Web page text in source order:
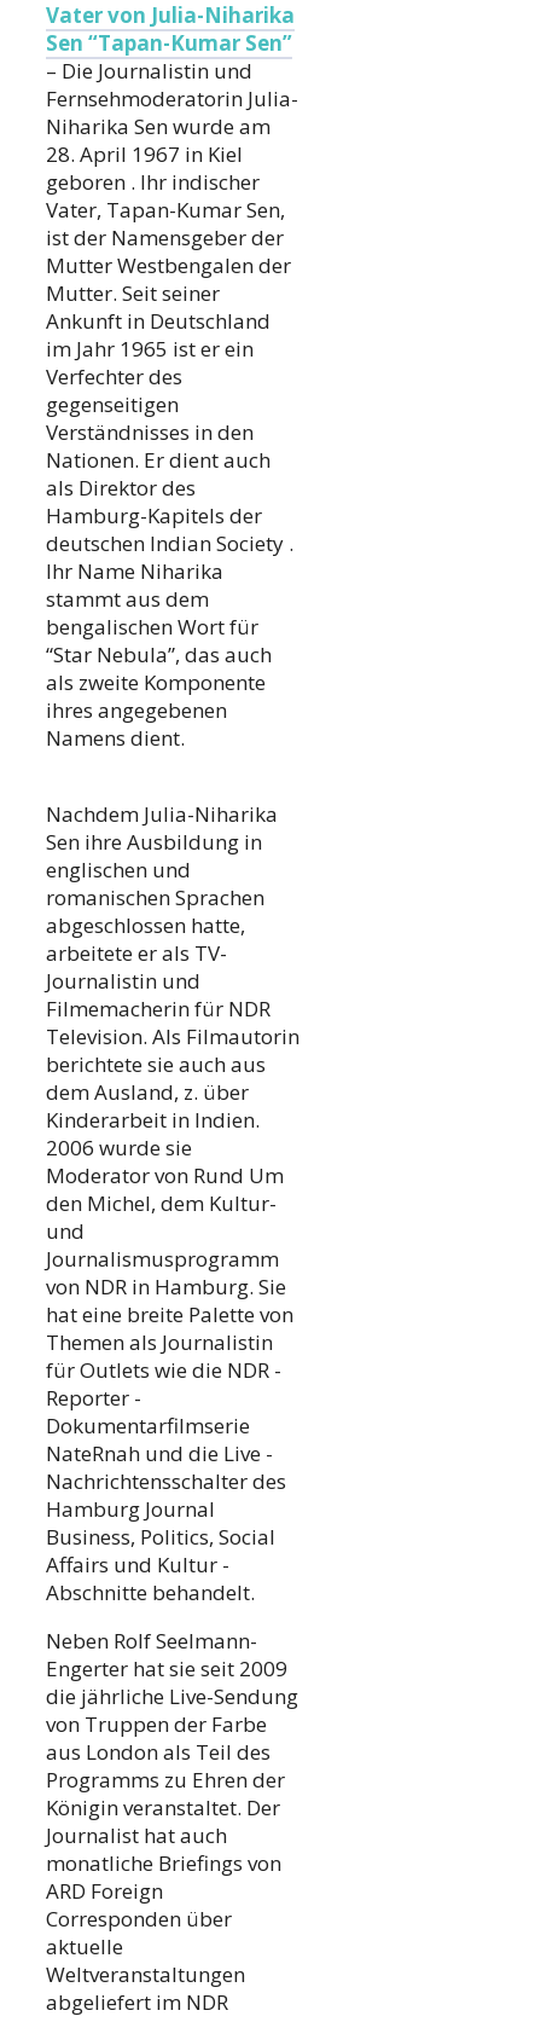
Vater von Julia-Niharika
Sen “Tapan-Kumar Sen”
– Die Journalistin und
Fernsehmoderatorin Julia-
Niharika Sen wurde am
28. April 1967 in Kiel
geboren . Ihr indischer
Vater, Tapan-Kumar Sen,
ist der Namensgeber der
Mutter Westbengalen der
Mutter. Seit seiner
Ankunft in Deutschland
im Jahr 1965 ist er ein
Verfechter des
gegenseitigen
Verständnisses in den
Nationen. Er dient auch
als Direktor des
Hamburg-Kapitels der
deutschen Indian Society .
Ihr Name Niharika
stammt aus dem
bengalischen Wort für
“Star Nebula”, das auch
als zweite Komponente
ihres angegebenen
Namens dient.
Nachdem Julia-Niharika
Sen ihre Ausbildung in
englischen und
romanischen Sprachen
abgeschlossen hatte,
arbeitete er als TV-
Journalistin und
Filmemacherin für NDR
Television. Als Filmautorin
berichtete sie auch aus
dem Ausland, z. über
Kinderarbeit in Indien.
2006 wurde sie
Moderator von Rund Um
den Michel, dem Kultur-
und
Journalismusprogramm
von NDR in Hamburg. Sie
hat eine breite Palette von
Themen als Journalistin
für Outlets wie die NDR -
Reporter -
Dokumentarfilmserie
NateRnah und die Live -
Nachrichtensschalter des
Hamburg Journal
Business, Politics, Social
Affairs und Kultur -
Abschnitte behandelt.
Neben Rolf Seelmann-
Engerter hat sie seit 2009
die jährliche Live-Sendung
von Truppen der Farbe
aus London als Teil des
Programms zu Ehren der
Königin veranstaltet. Der
Journalist hat auch
monatliche Briefings von
ARD Foreign
Corresponden über
aktuelle
Weltveranstaltungen
abgeliefert im NDR